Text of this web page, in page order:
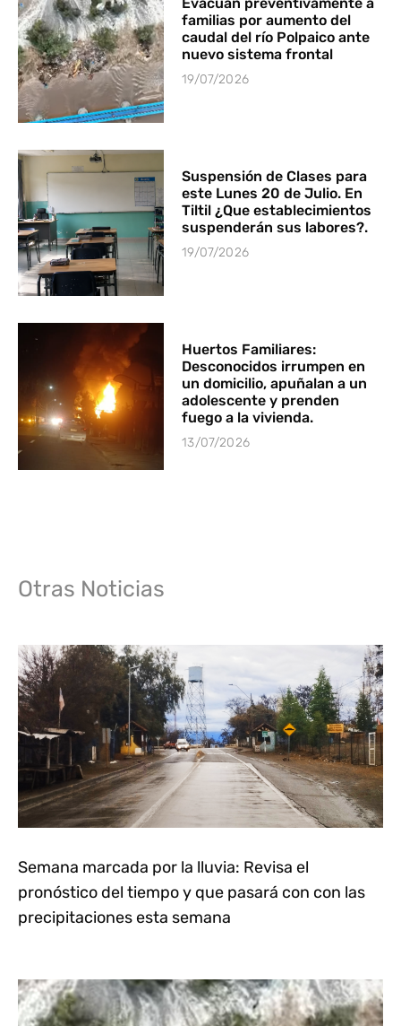
familias por aumento del
caudal del río Polpaico ante
nuevo sistema frontal
19/07/2026
Suspensión de Clases para
este Lunes 20 de Julio. En
Tiltil ¿Que establecimientos
suspenderán sus labores?.
19/07/2026
Huertos Familiares:
Desconocidos irrumpen en
un domicilio, apuñalan a un
adolescente y prenden
fuego a la vivienda.
13/07/2026
Otras Noticias
Semana marcada por la lluvia: Revisa el
pronóstico del tiempo y que pasará con con las
precipitaciones esta semana